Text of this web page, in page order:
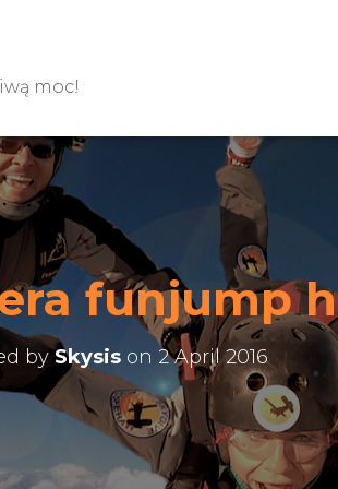
moc!
funjump
bySkysis on 2 April 2016